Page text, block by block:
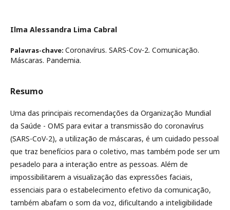
Ilma Alessandra Lima Cabral
Palavras-chave: Coronavírus. SARS-Cov-2. Comunicação.
Máscaras. Pandemia.
Resumo
Uma das principais recomendações da Organização Mundial
da Saúde - OMS para evitar a transmissão do coronavírus
(SARS-CoV-2), a utilização de máscaras, é um cuidado pessoal
que traz benefícios para o coletivo, mas também pode ser um
pesadelo para a interação entre as pessoas. Além de
impossibilitarem a visualização das expressões faciais,
essenciais para o estabelecimento efetivo da comunicação,
também abafam o som da voz, dificultando a inteligibilidade